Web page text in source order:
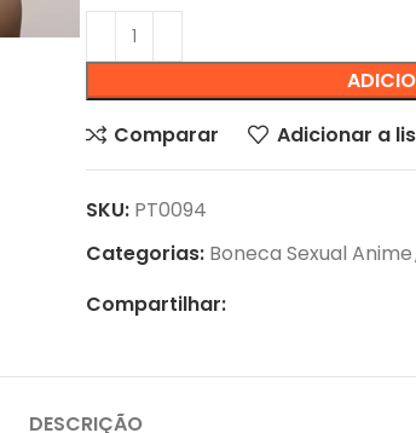
Comparar
Adicionar a
SKU: PT0094
Categorias: Boneca Sexual Anime
Compartilhar:
DESCRIÇÃO